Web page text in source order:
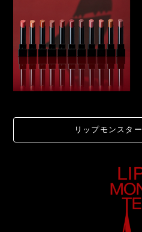
リップモンスター